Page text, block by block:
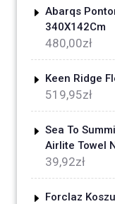
Abarqs
340X142Cm
480,00zł
Keen Ridge
519,95zł
Sea To
Airlite Towel
39,92zł
Forclaz